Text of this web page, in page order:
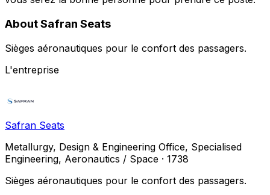
About Safran Seats
Sièges aéronautiques pour le confort des passagers.
L'entreprise
Safran Seats
Metallurgy, Design & Engineering Office, Specialised
Engineering, Aeronautics / Space · 1738
Sièges aéronautiques pour le confort des passagers.